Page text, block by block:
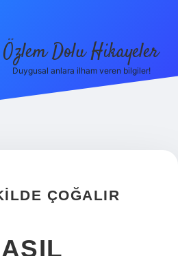
Özlem Dolu Hikayeler
Duygusal anlara ilham veren bilgiler!
ÇOĞALIR